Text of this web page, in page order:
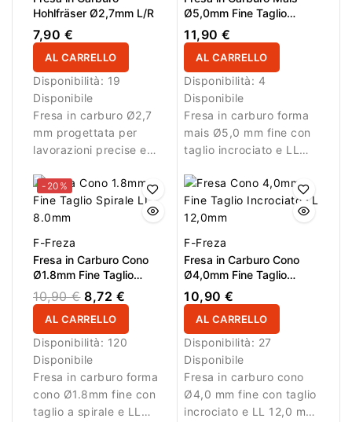
professionale.
Hohlfräser Ø2,7mm L/R
7,90 €
AL CARRELLO
Disponibilità: 19
Disponibile
Fresa in carburo Ø2,7
mm progettata per
lavorazioni precise e
del materiale.
Ø5,0mm Fine Taglio
Incrociato LL 13,0mm
11,90 €
AL CARRELLO
Disponibilità: 4
Disponibile
Fresa in carburo forma
mais Ø5,0 mm fine con
taglio incrociato e LL
lavori di rifinitura.
-20%
F-Freza
Fresa in Carburo Cono
Ø1.8mm Fine Taglio
Spirale LL 8.0mm
10,90 € 8,72 €
AL CARRELLO
Disponibilità: 120
Disponibile
Fresa in carburo forma
cono Ø1.8mm fine con
taglio a spirale e LL
F-Freza
Fresa in Carburo Cono
Ø4,0mm Fine Taglio
Incrociato LL 12,0mm
10,90 €
AL CARRELLO
Disponibilità: 27
Disponibile
Fresa in carburo cono
Ø4,0 mm fine con taglio
incrociato e LL 12,0 mm.